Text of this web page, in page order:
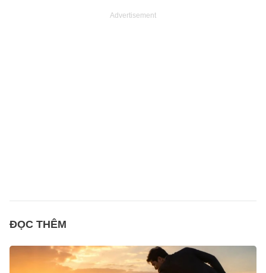
Advertisement
ĐỌC THÊM